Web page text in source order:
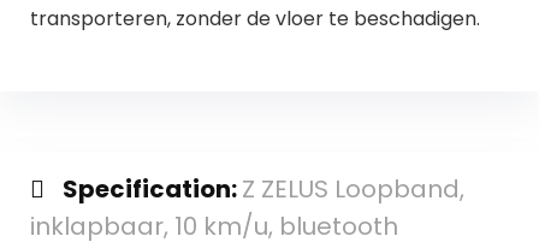
transporteren, zonder de vloer te beschadigen.
Specification:Z ZELUS Loopband,
inklapbaar, 10 km/u, bluetooth